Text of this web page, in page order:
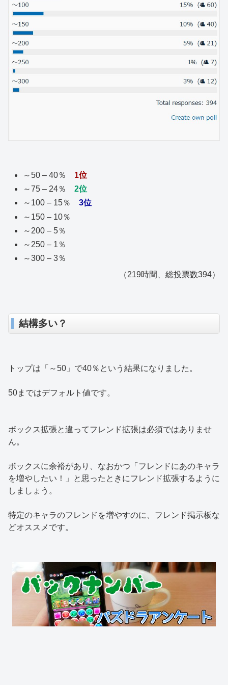
～50 – 40％ 1位
～75 – 24％2位
～100 – 15％3位
～150 – 10％
～200 – 5％
～250 – 1％
～300 – 3％
（219時間、総投票数394）
結構多い？
トップは「～50」で40％という結果になりました。
50まではデフォルト値です。
ボックス拡張と違ってフレンド拡張は必須ではありませ
ん。
ボックスに余裕があり、なおかつ「フレンドにあのキャラ
を増やしたい！」と思ったときにフレンド拡張するように
しましょう。
特定のキャラのフレンドを増やすのに、フレンド掲示板な
どオススメです。